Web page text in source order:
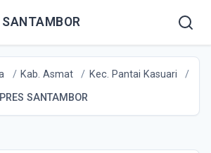
SANTAMBOR
Kab. Asmat
Kec. Pantai Kasuari
SANTAMBOR